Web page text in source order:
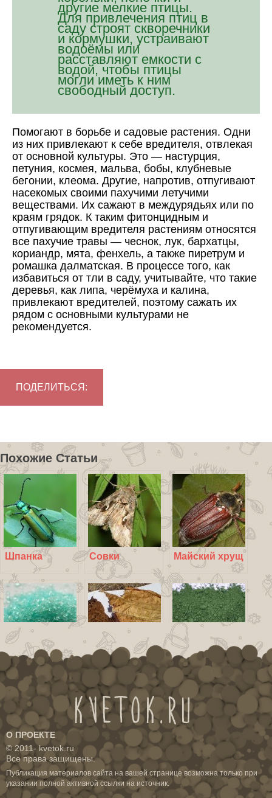
другие мелкие птицы.
Для привлечения птиц в
саду строят скворечники
и кормушки, устраивают
водоёмы или
расставляют емкости с
водой, чтобы птицы
могли иметь к ним
свободный доступ.
Помогают в борьбе и садовые растения. Одни
из них привлекают к себе вредителя, отвлекая
от основной культуры. Это — настурция,
петуния, космея, мальва, бобы, клубневые
бегонии, клеома. Другие, напротив, отпугивают
насекомых своими пахучими летучими
веществами. Их сажают в междурядьях или по
краям грядок. К таким фитонцидным и
отпугивающим вредителя растениям относятся
все пахучие травы — чеснок, лук, бархатцы,
кориандр, мята, фенхель, а также пиретрум и
ромашка далматская. В процессе того, как
избавиться от тли в саду, учитывайте, что такие
деревья, как липа, черёмуха и калина,
привлекают вредителей, поэтому сажать их
рядом с основными культурами не
рекомендуется.
ПОДЕЛИТЬСЯ:
Похожие Статьи
Шпанка Совки Майский хрущ
Анабазин
сульфат
Табачный
Парижская
зелень
Болезни и
вредители
© 2011- kvetok.ru
Все права защищены.
О ПРОЕКТЕ
Публикация материалов сайта на вашей странице возможна только при
указании полной активной ссылки на источник.